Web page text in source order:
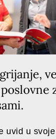
uvid u